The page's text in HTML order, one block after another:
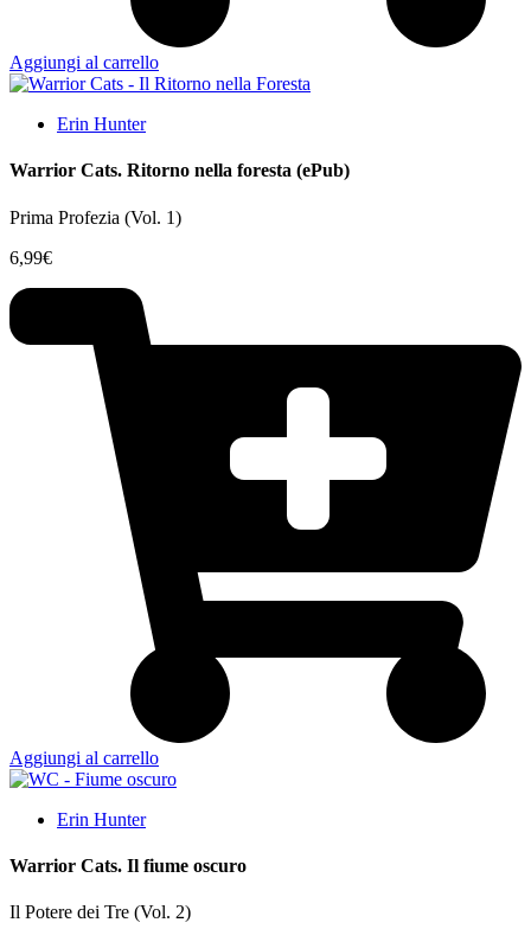
Aggiungi al carrello
Erin Hunter
Warrior Cats. Ritorno nella foresta (ePub)
Prima Profezia (Vol. 1)
6,99€
Aggiungi al carrello
Erin Hunter
Warrior Cats. Il fiume oscuro
Il Potere dei Tre (Vol. 2)